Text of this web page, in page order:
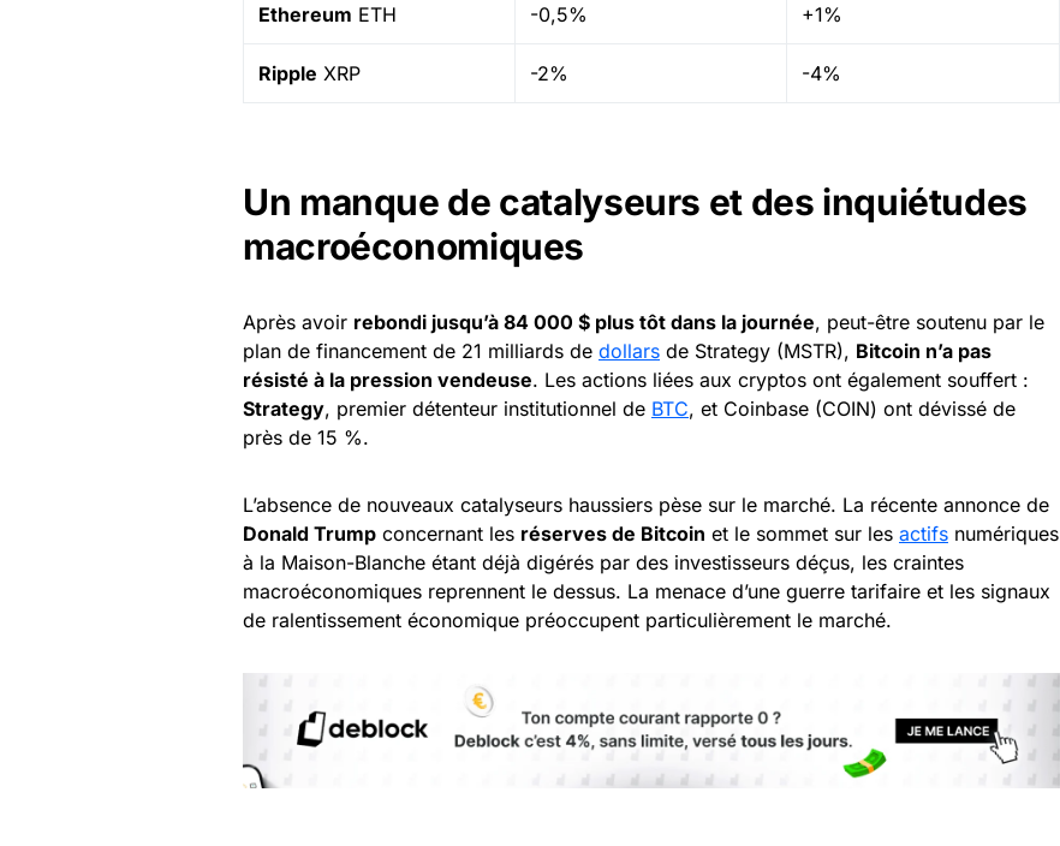
Ethereum ETH -0,5% +1%
Ripple XRP -2% -4%
Un manque de catalyseurs et des inquiétudes
macroéconomiques
Après avoir rebondi jusqu’à 84 000 $ plus tôt dans la journée, peut-être soutenu par le
plan de financement de 21 milliards de dollars de Strategy (MSTR), Bitcoin n’a pas
résisté à la pression vendeuse. Les actions liées aux cryptos ont également souffert :
Strategy, premier détenteur institutionnel de BTC, et Coinbase (COIN) ont dévissé de
près de 15 %.
L’absence de nouveaux catalyseurs haussiers pèse sur le marché. La récente annonce de
Donald Trump concernant les réserves de Bitcoin et le sommet sur les actifs numériques
à la Maison-Blanche étant déjà digérés par des investisseurs déçus, les craintes
macroéconomiques reprennent le dessus. La menace d’une guerre tarifaire et les signaux
de ralentissement économique préoccupent particulièrement le marché.